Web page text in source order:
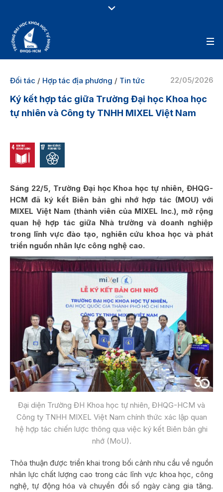
22/05/2026
Đối tác / Hợp tác địa phương / Tin tức
Ký kết hợp tác giữa Trường Đại học Khoa học
tự nhiên và Công ty TNHH MIXEL Việt Nam
Sáng 22/5, Trường Đại học Khoa học tự nhiên, ĐHQG-
HCM đã ký kết Biên bản ghi nhớ hợp tác (MOU) với
MIXEL Việt Nam (thành viên của MIXEL Inc.), mở rộng
quan hệ hợp tác giữa Nhà trường và doanh nghiệp
trong lĩnh vực đào tạo, nghiên cứu khoa học và phát
triển nguồn nhân lực công nghệ cao.
Đại diện Trường ĐH Khoa học tự nhiên, ĐHQG-HCM và
Công ty TNHH MIXEL Việt Nam chính thức xác lập quan
hệ hợp tác chiến lược thông qua việc ký kết Biên bản ghi
nhớ (MoU).
Thỏa thuận được triển khai trong bối cảnh nhu cầu về nguồn
nhân lực chất lượng cao trong các lĩnh vực khoa học, công
nghệ, tự động hóa và chuyển đổi số ngày càng gia tăng.